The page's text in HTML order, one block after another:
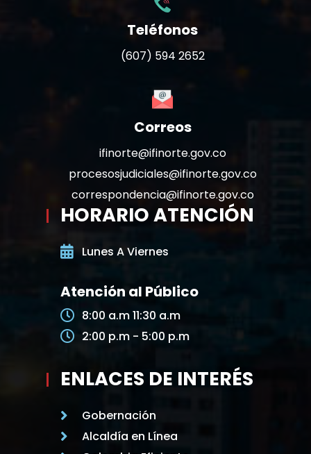
Teléfonos
(607) 594 2652
Correos
ifinorte@ifinorte.gov.co
procesosjudiciales@ifinorte.gov.co
correspondencia@ifinorte.gov.co
HORARIO ATENCIÓN
Lunes A Viernes
Atención al Público
8:00 a.m 11:30 a.m
2:00 p.m - 5:00 p.m
ENLACES DE INTERÉS
Gobernación
Alcaldía en Línea